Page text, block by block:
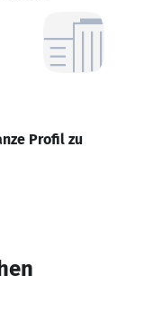
Profil zu